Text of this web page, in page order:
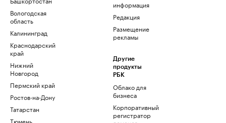
Вологодская
область
Калининград
Краснодарский
край
Нижний
Новгород
Пермский край
Ростов-на-Дону
Татарстан
Тюмень
информация
Редакция
Размещение
рекламы
Другие
продукты
РБК
Облако для
бизнеса
Корпоративный
регистратор